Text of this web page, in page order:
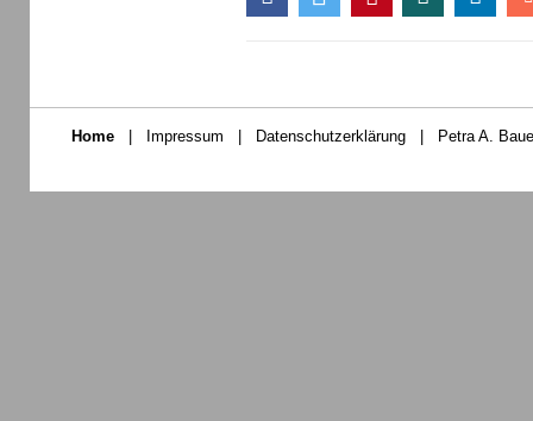
Home Impressum Datenschutzerklärung Petra A.